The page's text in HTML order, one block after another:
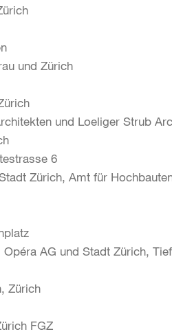
und Zürich
und Loeliger Strub
6
Zürich, Amt für
AG und Stadt Zürich,
Zürich
FGZ